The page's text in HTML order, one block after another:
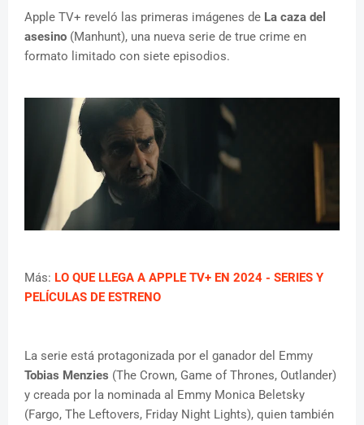
Apple TV+ reveló las primeras imágenes de La caza del
asesino (Manhunt), una nueva serie de true crime en
formato limitado con siete episodios.
Más: LO QUE LLEGA A APPLE TV+ EN 2024 - SERIES Y
PELÍCULAS DE ESTRENO
La serie está protagonizada por el ganador del Emmy
Tobias Menzies (The Crown, Game of Thrones, Outlander)
y creada por la nominada al Emmy Monica Beletsky
(Fargo, The Leftovers, Friday Night Lights), quien también